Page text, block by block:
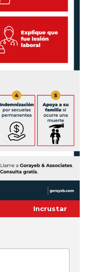
Incrustar